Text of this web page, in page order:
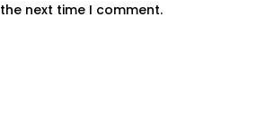
next time I comment.